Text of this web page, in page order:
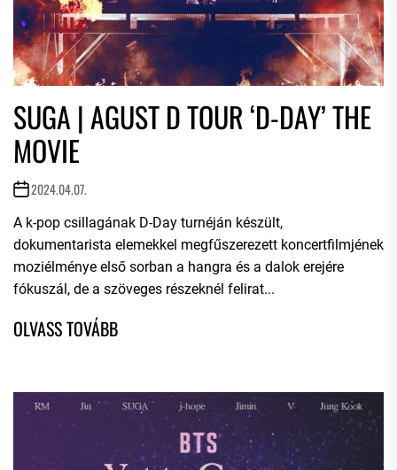
SUGA | AGUST D TOUR ‘D-DAY’ THE
MOVIE
2024.04.07.
A k-pop csillagának D-Day turnéján készült,
dokumentarista elemekkel megfűszerezett koncertfilmjének
moziélménye első sorban a hangra és a dalok erejére
fókuszál, de a szöveges részeknél felirat...